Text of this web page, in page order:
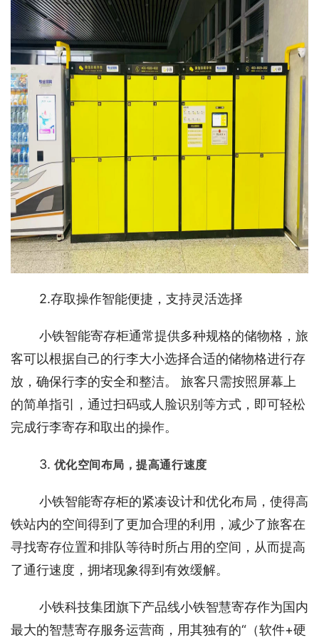
2.存取操作智能便捷，支持灵活选择
小铁智能寄存柜通常提供多种规格的储物格，旅
客可以根据自己的行李大小选择合适的储物格进行存
放，确保行李的安全和整洁。 旅客只需按照屏幕上
的简单指引，通过扫码或人脸识别等方式，即可轻松
完成行李寄存和取出的操作。
3. 优化空间布局，提高通行速度
小铁智能寄存柜的紧凑设计和优化布局，使得高
铁站内的空间得到了更加合理的利用，减少了旅客在
寻找寄存位置和排队等待时所占用的空间，从而提高
了通行速度，拥堵现象得到有效缓解。
小铁科技集团旗下产品线小铁智慧寄存作为国内
最大的智慧寄存服务运营商，用其独有的“（软件+硬